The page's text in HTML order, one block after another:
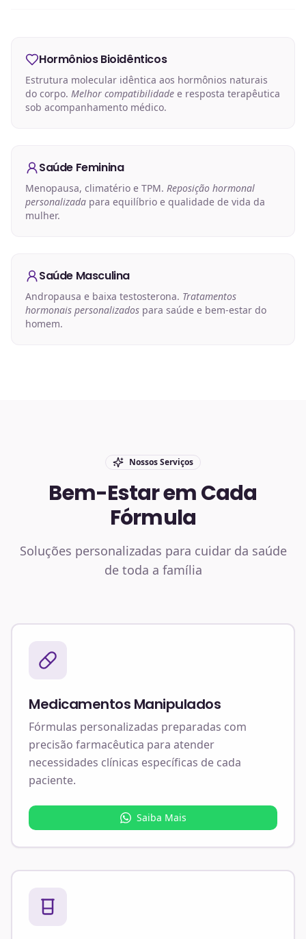
Hormônios Bioidênticos
Estrutura molecular idêntica aos hormônios naturais
do corpo. Melhor compatibilidade e resposta terapêutica
sob acompanhamento médico.
Saúde Feminina
Menopausa, climatério e TPM. Reposição hormonal
personalizada para equilíbrio e qualidade de vida da
mulher.
Saúde Masculina
Andropausa e baixa testosterona. Tratamentos
hormonais personalizados para saúde e bem-estar do
homem.
Nossos Serviços
Bem-Estar em Cada
Fórmula
Soluções personalizadas para cuidar da saúde
de toda a família
Medicamentos Manipulados
Fórmulas personalizadas preparadas com
precisão farmacêutica para atender
necessidades clínicas específicas de cada
paciente.
Saiba Mais